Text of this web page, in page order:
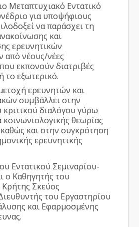
Μεταπτυχιακό Εντατικό
για υποψήφιους
να παράσχει τη
και
ερευνητικών
από νέους/νέες
εκπονούν διατριβές
το εξωτερικό.
ερευνητών και
συμβάλλει στην
κριτικού διαλόγου γύρω
θεωρίας
και στην συγκρότηση
ερευνητικής
Εντατικού Σεμιναρίου-
ο Καθηγητής του
Σκεύος
του Εργαστηρίου
και Εφαρμοσμένης